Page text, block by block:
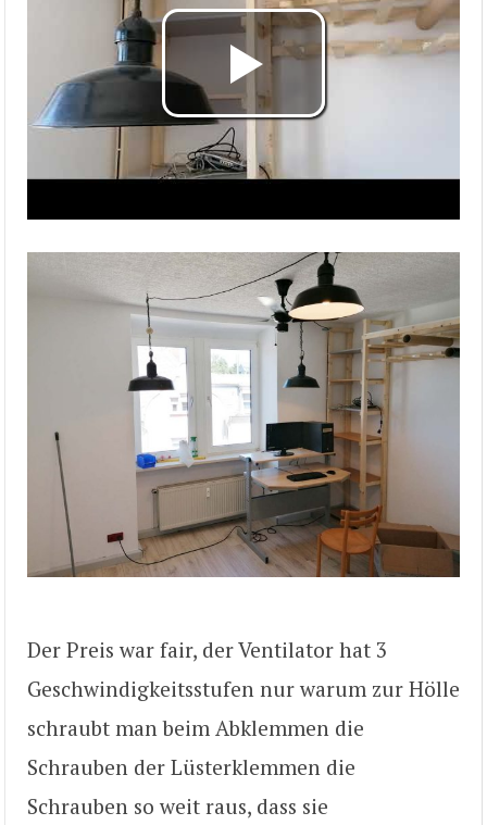
Der Preis war fair, der Ventilator hat 3
Geschwindigkeitsstufen nur warum zur Hölle
schraubt man beim Abklemmen die
Schrauben der Lüsterklemmen die
Schrauben so weit raus, dass sie